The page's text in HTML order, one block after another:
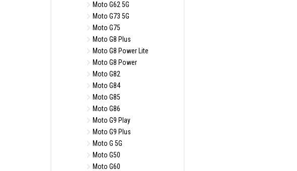
Moto G62 5G
Moto G73 5G
Moto G75
Moto G8 Plus
Moto G8 Power Lite
Moto G8 Power
Moto G82
Moto G84
Moto G85
Moto G86
Moto G9 Play
Moto G9 Plus
Moto G 5G
Moto G50
Moto G60